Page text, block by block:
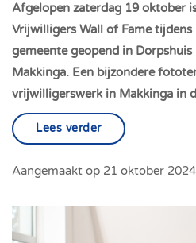
Afgelopen zaterdag 19 oktober
Vrijwilligers Wall of Fame tijdens
gemeente geopend in
Makkinga. Een bijzondere
vrijwilligerswerk in Makkinga in
Lees verder
Aangemaakt op 21 oktober 2024